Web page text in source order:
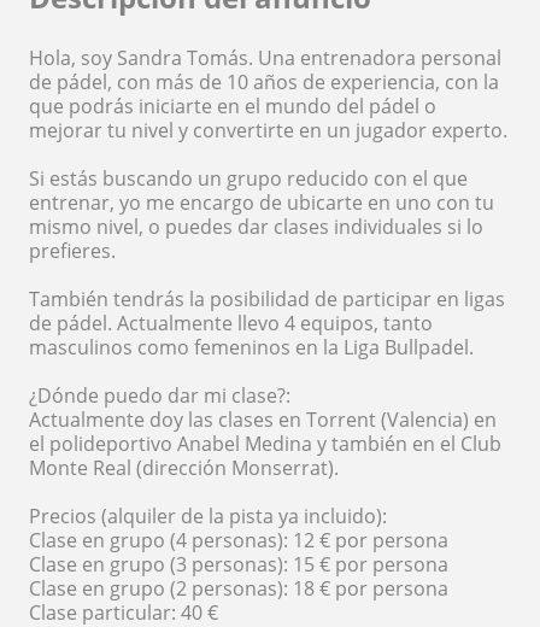
Hola, soy Sandra Tomás. Una entrenadora personal
de pádel, con más de 10 años de experiencia, con la
que podrás iniciarte en el mundo del pádel o
mejorar tu nivel y convertirte en un jugador experto.
Si estás buscando un grupo reducido con el que
entrenar, yo me encargo de ubicarte en uno con tu
mismo nivel, o puedes dar clases individuales si lo
prefieres.
También tendrás la posibilidad de participar en ligas
de pádel. Actualmente llevo 4 equipos, tanto
masculinos como femeninos en la Liga Bullpadel.
¿Dónde puedo dar mi clase?:
Actualmente doy las clases en Torrent (Valencia) en
el polideportivo Anabel Medina y también en el Club
Monte Real (dirección Monserrat).
Precios (alquiler de la pista ya incluido):
Clase en grupo (4 personas): 12 € por persona
Clase en grupo (3 personas): 15 € por persona
Clase en grupo (2 personas): 18 € por persona
Clase particular: 40 €